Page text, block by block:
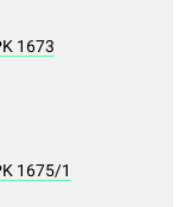
1673
1675/1